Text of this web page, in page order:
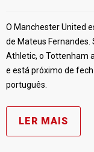
O Manchester United
de Mateus Fernandes.
Athletic, o Tottenham
e está próximo de
português.
LER MAIS